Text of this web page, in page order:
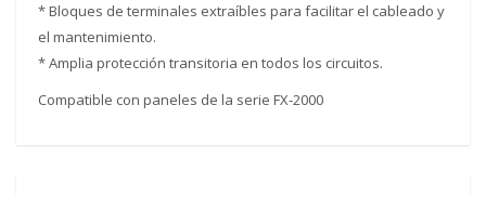
* Bloques de terminales extraíbles para facilitar el cableado y
el mantenimiento.
* Amplia protección transitoria en todos los circuitos.
Compatible con paneles de la serie FX-2000